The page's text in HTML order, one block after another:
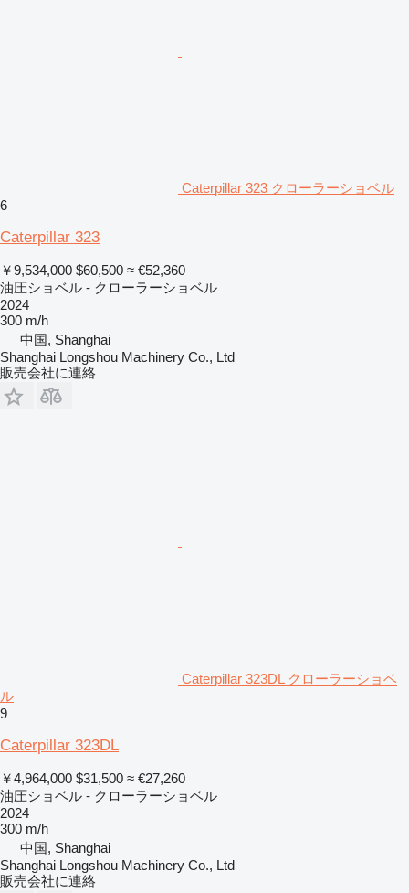
Caterpillar 323 クローラーショベル
6
Caterpillar 323
￥9,534,000 $60,500 ≈ €52,360
油圧ショベル - クローラーショベル
2024
300 m/h
中国, Shanghai
Shanghai Longshou Machinery Co., Ltd
販売会社に連絡
Caterpillar 323DL クローラーショベ
ル
9
Caterpillar 323DL
￥4,964,000 $31,500 ≈ €27,260
油圧ショベル - クローラーショベル
2024
300 m/h
中国, Shanghai
Shanghai Longshou Machinery Co., Ltd
販売会社に連絡